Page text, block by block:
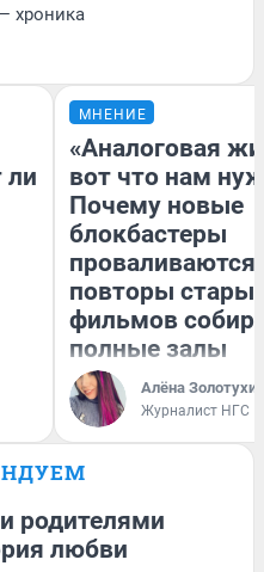
хроника
ли
МНЕНИЕ
«Аналоговая
вот что нам
Почему новые
блокбастеры
повторы
фильмов
полные залы
Алёна
Журналист НГС
родителями
любви